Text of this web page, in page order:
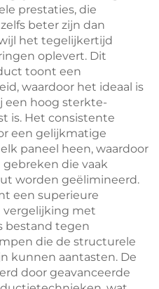
prestaties, die
beter zijn dan
het tegelijkertijd
oplevert. Dit
toont een
waardoor het ideaal is
een hoog sterkte-
is. Het consistente
een gelijkmatige
paneel heen, waardoor
die vaak
worden geëlimineerd.
een superieure
vergelijking met
bestand tegen
die de structurele
kunnen aantasten. De
door geavanceerde